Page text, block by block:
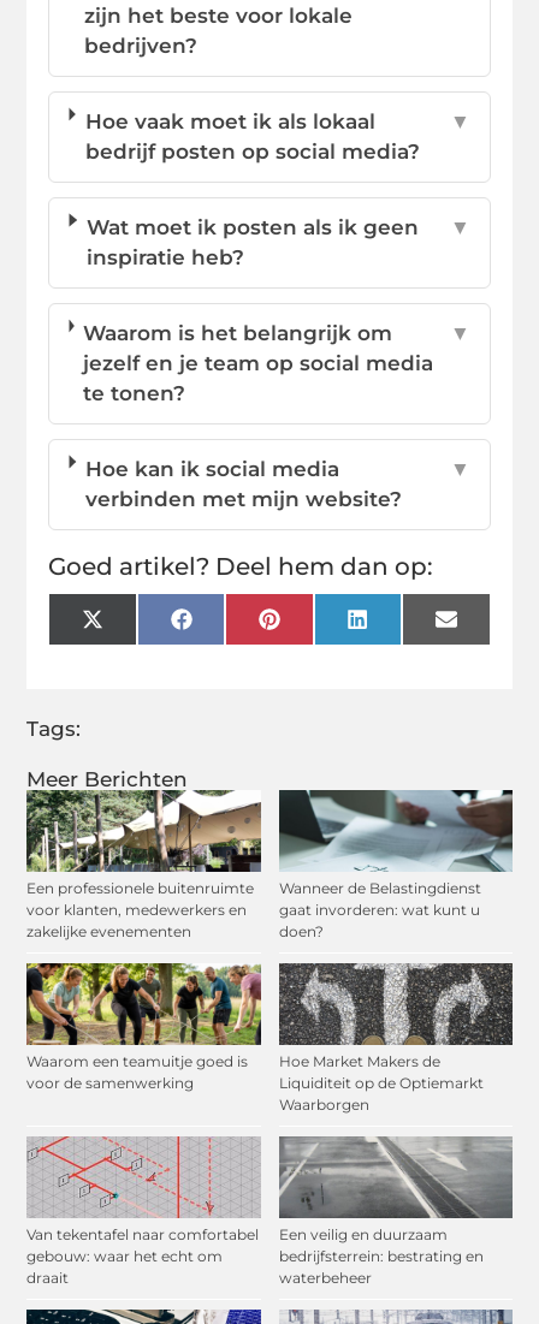
Meer Berichten
Een professionele buitenruimte
voor klanten, medewerkers en
zakelijke evenementen
Wanneer de Belastingdienst
gaat invorderen: wat kunt u
doen?
Waarom een teamuitje goed is
voor de samenwerking
Hoe Market Makers de
Liquiditeit op de Optiemarkt
Waarborgen
Van tekentafel naar comfortabel
gebouw: waar het echt om
draait
Een veilig en duurzaam
bedrijfsterrein: bestrating en
waterbeheer
zijn het beste voor lokale
bedrijven?
Hoe vaak moet ik als lokaal
bedrijf posten op social media?
▼
Wat moet ik posten als ik geen
inspiratie heb?
▼
Waarom is het belangrijk om
jezelf en je team op social media
te tonen?
▼
Hoe kan ik social media
verbinden met mijn website?
▼
Goed artikel? Deel hem dan op:
X
(Twitter)
FacebookPinterestLinkedInEmail
Tags: